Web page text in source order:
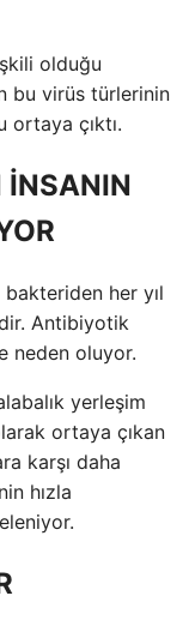
olduğu
bu virüs türlerinin
çıktı.
İNSANIN
bakteriden her yıl
Antibiyotik
neden oluyor.
yerleşim
ortaya çıkan
karşı daha
hızla